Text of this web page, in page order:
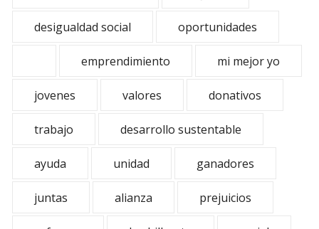
desigualdad social oportunidades
emprendimiento mi mejor yo
jovenes valores donativos
trabajo desarrollo sustentable
ayuda unidad ganadores
juntas alianza prejuicios